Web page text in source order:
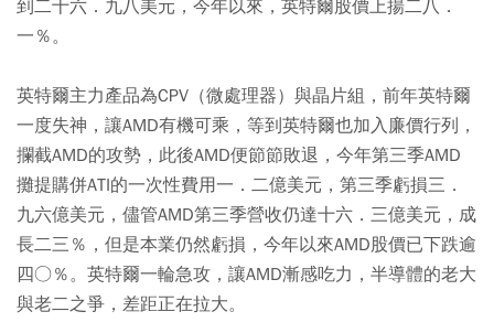
到二十六．九八美元，今年以來，英特爾股價上揚二八．
一％。
英特爾主力產品為CPV（微處理器）與晶片組，前年英特爾
一度失神，讓AMD有機可乘，等到英特爾也加入廉價行列，
攔截AMD的攻勢，此後AMD便節節敗退，今年第三季AMD
攤提購併ATI的一次性費用一．二億美元，第三季虧損三．
九六億美元，儘管AMD第三季營收仍達十六．三億美元，成
長二三％，但是本業仍然虧損，今年以來AMD股價已下跌逾
四○％。英特爾一輪急攻，讓AMD漸感吃力，半導體的老大
與老二之爭，差距正在拉大。